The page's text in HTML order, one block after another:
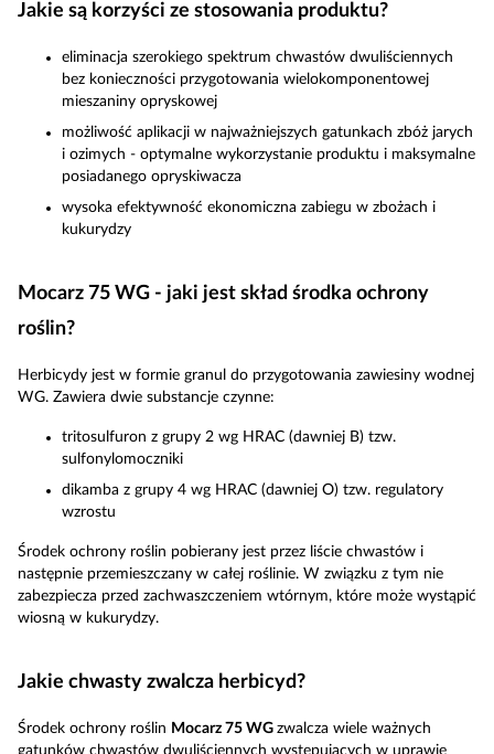
Jakie są korzyści ze stosowania produktu?
eliminacja szerokiego spektrum chwastów dwuliściennych
bez konieczności przygotowania wielokomponentowej
mieszaniny opryskowej
możliwość aplikacji w najważniejszych gatunkach zbóż jarych
i ozimych - optymalne wykorzystanie produktu i maksymalne
posiadanego opryskiwacza
wysoka efektywność ekonomiczna zabiegu w zbożach i
kukurydzy
Mocarz 75 WG - jaki jest skład środka ochrony
roślin?
Herbicydy jest w formie granul do przygotowania zawiesiny wodnej
WG. Zawiera dwie substancje czynne:
tritosulfuron z grupy 2 wg HRAC (dawniej B) tzw.
sulfonylomoczniki
dikamba z grupy 4 wg HRAC (dawniej O) tzw. regulatory
wzrostu
Środek ochrony roślin pobierany jest przez liście chwastów i
następnie przemieszczany w całej roślinie. W związku z tym nie
zabezpiecza przed zachwaszczeniem wtórnym, które może wystąpić
wiosną w kukurydzy.
Jakie chwasty zwalcza herbicyd?
Środek ochrony roślin Mocarz 75 WG zwalcza wiele ważnych
gatunków chwastów dwuliściennych występujących w uprawie